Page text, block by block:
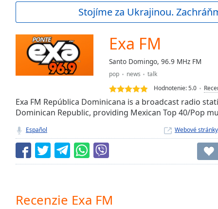
Current
Duration-:-
:
Stream
Seek to
currently
LIVE
Remaining
Rate
Stojíme za Ukrajinou.
Exa FM
Santo Domingo, 96.9 MHz FM
pop news
talk
Hodnotenie:5.0
Exa FM República Dominicana is a broadcast radio
Dominican Republic, providing Mexican Top 40/Pop
Español Webové stránky
Recenzie Exa FM